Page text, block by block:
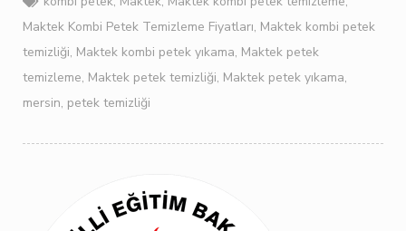
Maktek Kombi Petek Temizleme Fiyatları, Maktek kombi petek
temizliği, Maktek kombi petek yıkama, Maktek petek
temizleme, Maktek petek temizliği, Maktek petek yıkama,
mersin, petek temizliği